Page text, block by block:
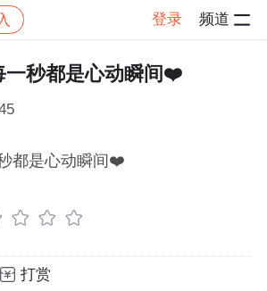
登录 频道
感慨 帖子详情
一秒都是心动瞬间❤️
都是心动瞬间❤️
打赏